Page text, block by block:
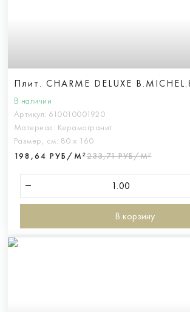
Плит. CHARME DELUXE
В наличии
Артикул: 610010001920
Материал: Керамогранит
Размер, см: 80 х 160
198,64 РУБ/М²233,71 РУБ/М²
В корзину